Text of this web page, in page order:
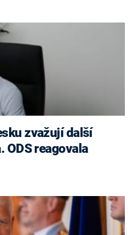
ODS reagovala